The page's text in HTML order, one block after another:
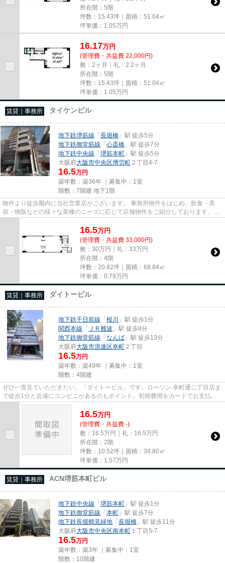
所在階：5階
坪数：15.43坪｜面積：51.04㎡
坪単価： 1.05万円
16.17万円
(管理費・共益費 22,000円)
敷：2ヶ月｜礼：2.2ヶ月
所在階：5階
坪数：15.43坪｜面積：51.04㎡
坪単価： 1.05万円
賃貸｜事務所 タイケンビル
地下鉄堺筋線 「長堀橋 」駅 徒歩5分
地下鉄御堂筋線 「心斎橋 」駅 徒歩7分
地下鉄中央線 「堺筋本町 」駅 徒歩5分
大阪府大阪市中央区博労町 ２丁目4-7
16.5万円
築年数：築36年 ｜募集中： 1室
階数：7階建 地下1階
物件より徒歩圏内に当社営業店がございます。 事務所物件をはじめ、飲食・美
容・物販などの様々な業種のニーズに応じて店舗物件をご紹介しております。
尚、弊社ではおとり広告は一切...
16.5万円
(管理費・共益費 33,000円)
敷：30万円｜礼：33万円
所在階：4階
坪数：20.82坪｜面積：68.84㎡
坪単価： 0.79万円
賃貸｜事務所 ダイトービル
地下鉄千日前線 「桜川
」駅 徒歩1分
関西本線 「 ＪＲ難波 」駅 徒歩8分
地下鉄御堂筋線 「なんば 」駅 徒歩13分
大阪府大阪市浪速区幸町 ２丁目
16.5万円
築年数：築49年 ｜募集中： 1室
階数：4階建
ぜひ一度見ていただきたい、「ダイトービル」です。ローソン 幸町通二丁目店ま
で徒歩1分と近場にコンビニがあるのもポイント。初期費用をカードでお支払い
いただけるので、カードで決...
16.5万円
(管理費・共益費 -)
敷：16.5万円｜礼：16.5万円
所在階：2階
坪数：10.52坪｜面積：34.80㎡
坪単価： 1.57万円
賃貸｜事務所 ACN堺筋本町ビル
地下鉄中央線 「堺筋本町 」駅 徒歩1分
地下鉄御堂筋線 「本町 」駅 徒歩7分
地下鉄長堀鶴見緑地 「長堀橋 」駅 徒歩11分
大阪府大阪市中央区南本町 １丁目5-7
16.5万円
築年数：築3年 ｜募集中： 1室
階数：10階建